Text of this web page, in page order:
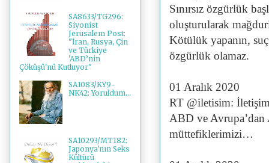
Sınırsız özgürlük
oluşturularak
Kötülük yapanın,
özgürlük olamaz.
01 Aralık 2020
RT @iletisim:
ABD ve Avrupa’dan
müttefiklerimizi…
SA8633/TG296:
Siyonist
Jerusalem Post:
"İran, Rusya, Çin
ve Türkiye
'ABD’nin
Çöküşü'nü Kutluyor"
SA1083/KY9-
NK42: Yoruldum...
SA10293/MT182:
Japonya'nın Seks
Kültürü